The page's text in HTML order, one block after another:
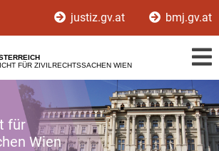
justiz.gv.at bmj.gv.at
FÜR ZIVILRECHTSSACHEN WIEN
für
Wien